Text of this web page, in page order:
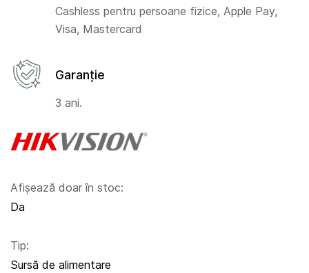
Afișează doar în stoc:
Da
Tip:
Sursă de alimentare
Cashless pentru persoane fizice, Apple Pay,
Visa, Mastercard
Garanție
3 ani.